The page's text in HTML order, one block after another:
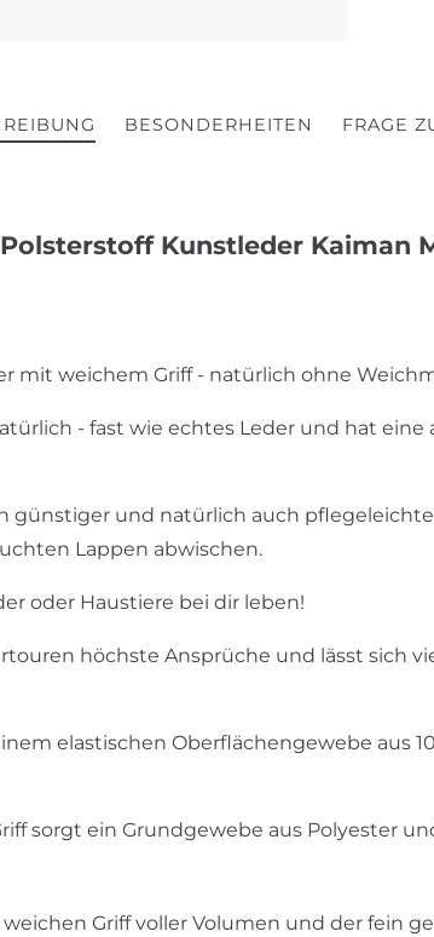
BESONDERHEITEN FRAGE
Kunstleder Kaiman
mit weichem Griff - natürlich ohne
- fast wie echtes Leder und hat eine
günstiger und natürlich auch
Lappen abwischen.
oder Haustiere bei dir leben!
höchste Ansprüche und lässt sich
elastischen Oberflächengewebe aus
sorgt ein Grundgewebe aus Polyester
Griff voller Volumen und der fein